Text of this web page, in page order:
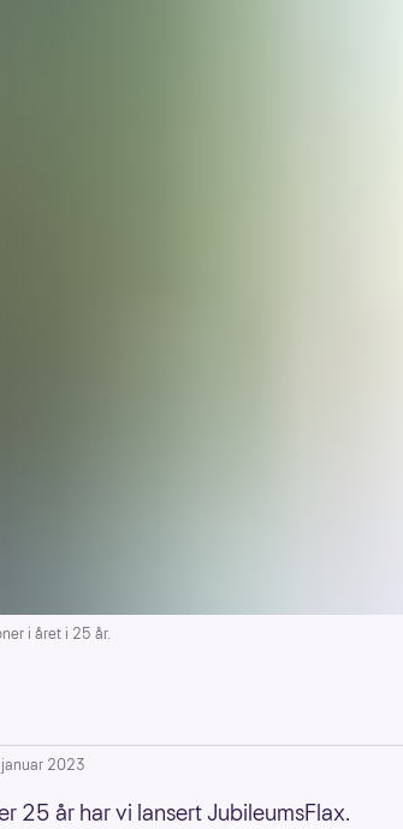
i året i 25 år.
2023
25 år har vi lansert JubileumsFlax.